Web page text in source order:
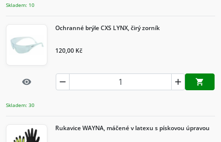
Skladem: 10
visibility Rychlý náhled
Ochranné brýle CXS LYNX, čirý zorník
120,00 Kč
  
Přidat
Skladem: 30
Rukavice WAYNA, máčené v latexu s pískovou úpravou